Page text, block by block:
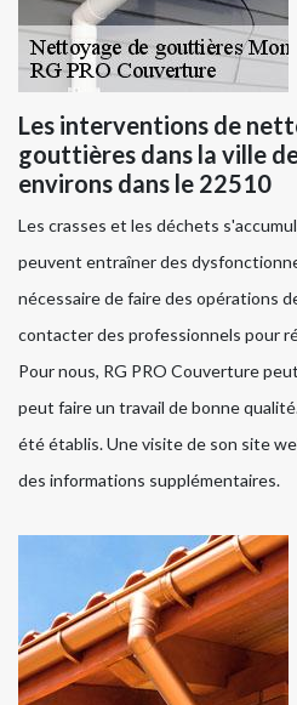
Les interventions de
gouttières dans la ville
environs dans le 22510
Les crasses et les déchets
peuvent entraîner des
nécessaire de faire des opérations
contacter des professionnels pour
Pour nous, RG PRO Couverture
peut faire un travail de bonne
été établis. Une visite de son site
des informations supplémentaires.